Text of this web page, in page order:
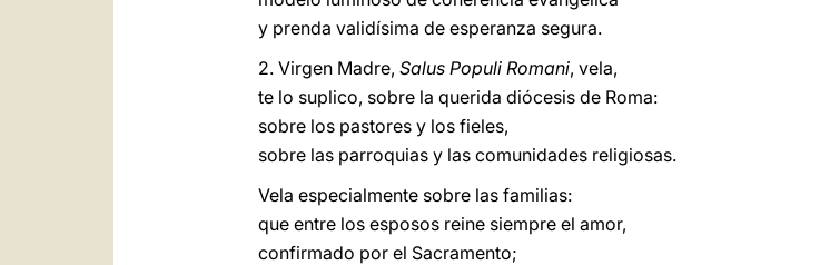
y prenda validísima de esperanza segura.
2. Virgen Madre, Salus Populi Romani, vela,
te lo suplico, sobre la querida diócesis de Roma:
sobre los pastores y los fieles,
sobre las parroquias y las comunidades religiosas.
Vela especialmente sobre las familias:
que entre los esposos reine siempre el amor,
confirmado por el Sacramento;